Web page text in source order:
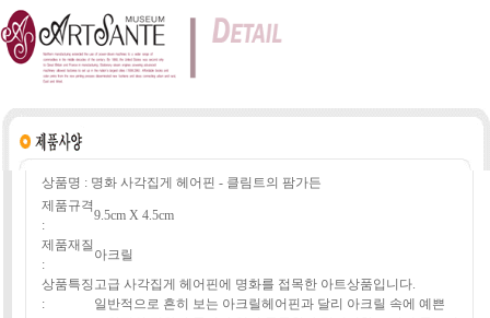
상품명 : 명화 사각집게 헤어핀 - 클림트의 팜가든
제품규격
:
9.5cm X 4.5cm
제품재질
:
아크릴
상품특징
:
고급 사각집게 헤어핀에 명화를 접목한 아트상품입니다.
일반적으로 흔히 보는 아크릴헤어핀과 달리 아크릴 속에 예쁜